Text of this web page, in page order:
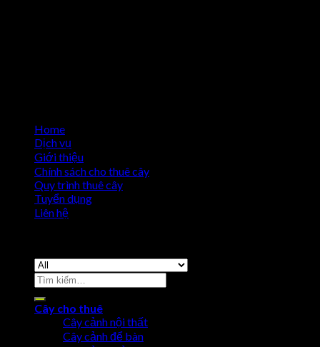
Home
Dịch vụ
Giới thiệu
Chính sách cho thuê cây
Quy trình thuê cây
Tuyển dụng
Liên hệ
Cây cho thuê
Cây cảnh nội thất
Cây cảnh để bàn